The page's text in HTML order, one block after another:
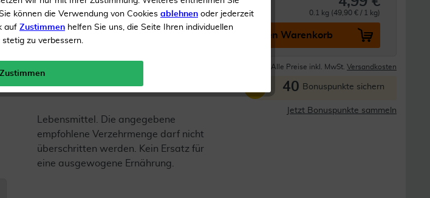
Inhalt100 g
0.1 kg (49,90 € / 1 kg)
In den Warenkorb
Alle Preise inkl. MwSt. Versandkosten
40 Bonuspunkte sichern
Jetzt Bonuspunkte sammeln
Lebensmittel. Die angegebene
empfohlene Verzehrmenge darf nicht
überschritten werden. Kein Ersatz für
eine ausgewogene Ernährung.
können die Verwendung von Cookies ablehnen oder jederzeit
auf Zustimmen helfen Sie uns, die Seite Ihren individuellen
zu verbessern.
Zustimmen